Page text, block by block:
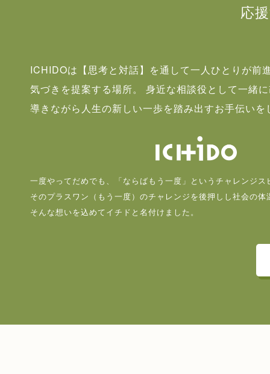
応
ICHIDOは【思考と対話】を通して一人ひとりが前
気づきを提案する場所。 身近な相談役として一緒
導きながら人生の新しい一歩を踏み出すお手伝いを
一度やってだめでも、「ならばもう一度」というチャレンジス
そのプラスワン（もう一度）のチャレンジを後押しし社会の
そんな想いを込めてイチドと名付けました。